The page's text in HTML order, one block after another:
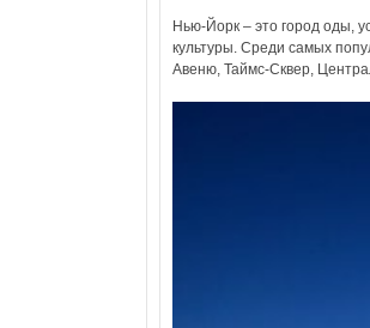
Нью-Йорк – это город оды,
культуры. Среди самых
Авеню, Таймс-Сквер,